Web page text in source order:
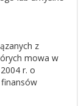
z
mowa w
r. o